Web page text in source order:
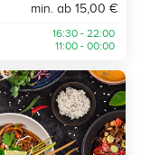
min. ab 15,00 €
16:30 - 22:00
11:00 - 00:00